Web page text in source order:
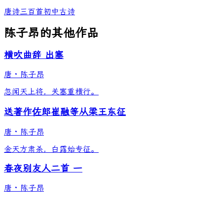
唐诗三百首初中古诗
陈子昂的其他作品
横吹曲辞 出塞
唐 · 陈子昂
忽闻天上将，关塞重横行。
送著作佐郎崔融等从梁王东征
唐 · 陈子昂
金天方肃杀，白露始专征。
春夜别友人二首 一
唐 · 陈子昂